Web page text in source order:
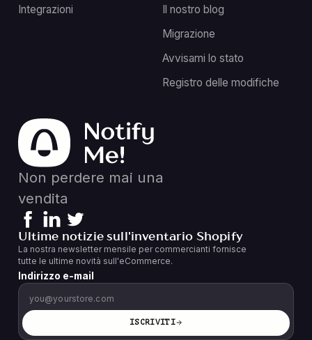
Il nostro blog
Migrazione
Avvisami lo stato
Registro delle modifiche
Integrazioni
Non perdere mai una
vendita
Ultime notizie sull'inventario Shopify
La nostra newsletter mensile per commercianti fornisce
tutte le ultime novità sull'eCommerce.
Indirizzo e-mail
ISCRIVITI